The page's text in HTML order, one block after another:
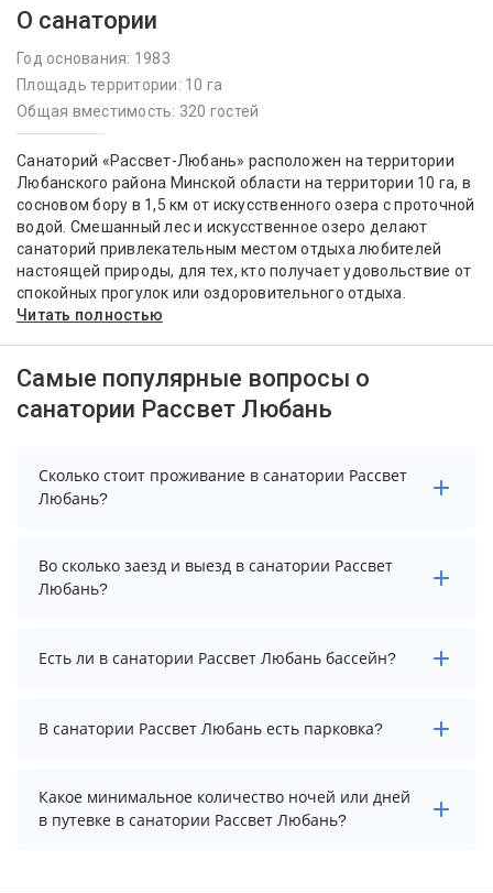
О санатории
Год основания: 1983
Площадь территории: 10 га
Общая вместимость: 320 гостей
Санаторий «Рассвет-Любань» расположен на территории
Любанского района Минской области на территории 10 га, в
сосновом бору в 1,5 км от искусственного озера с проточной
водой. Смешанный лес и искусственное озеро делают
санаторий привлекательным местом отдыха любителей
настоящей природы, для тех, кто получает удовольствие от
спокойных прогулок или оздоровительного отдыха.
Читать полностью
Самые популярные вопросы о
санатории Рассвет Любань
Сколько стоит проживание в санатории Рассвет
Любань?
Стоимость проживания в санатории Рассвет Любань
начинается от 5130 рублей. Чтобы увидеть
Во сколько заезд и выезд в санатории Рассвет
Любань?
Заезд возможен после 08:00, а выезд необходимо
осуществить до 20:00.
Есть ли в санатории Рассвет Любань бассейн?
Да. Всего на территории санатория Рассвет Любань
бассейнов: 2. А именно: крытый бассейн, крытый
информацию Вы можете уточнить по телефону у
В санатории Рассвет Любань есть парковка?
В санатории Рассвет Любань нет парковки.
Какое минимальное количество ночей или дней
в путевке в санатории Рассвет Любань?